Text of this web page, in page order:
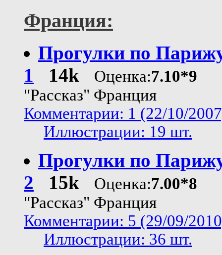
Франция:
Прогулки по
1
14k Оценка:7.10*9
"Рассказ" Франция
Комментарии: 1 (22/10/
Иллюстрации: 19 шт.
Прогулки по
2
15k Оценка:7.00*8
"Рассказ" Франция
Комментарии: 5 (29/09/
Иллюстрации: 36 шт.